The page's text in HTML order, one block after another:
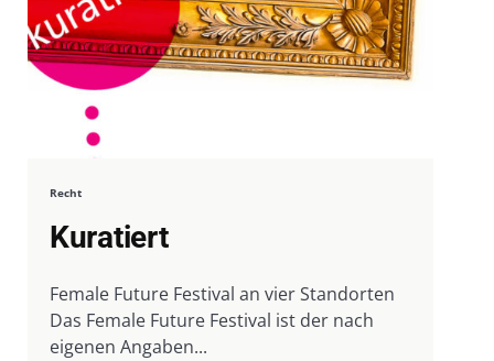
Recht
Kuratiert
Female Future Festival an vier Standorten
Das Female Future Festival ist der nach
eigenen Angaben...